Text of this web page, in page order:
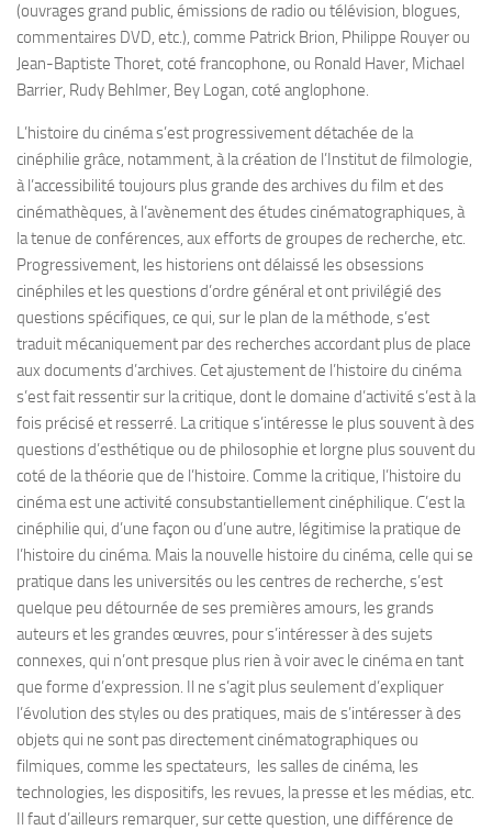
(ouvrages grand public, émissions de radio ou télévision, blogues,
commentaires DVD, etc.), comme Patrick Brion, Philippe Rouyer ou
Jean-Baptiste Thoret, coté francophone, ou Ronald Haver, Michael
Barrier, Rudy Behlmer, Bey Logan, coté anglophone.
L’histoire du cinéma s’est progressivement détachée de la
cinéphilie grâce, notamment, à la création de l’Institut de filmologie,
à l’accessibilité toujours plus grande des archives du film et des
cinémathèques, à l’avènement des études cinématographiques, à
la tenue de conférences, aux efforts de groupes de recherche, etc.
Progressivement, les historiens ont délaissé les obsessions
cinéphiles et les questions d’ordre général et ont privilégié des
questions spécifiques, ce qui, sur le plan de la méthode, s’est
traduit mécaniquement par des recherches accordant plus de place
aux documents d’archives. Cet ajustement de l’histoire du cinéma
s’est fait ressentir sur la critique, dont le domaine d’activité s’est à la
fois précisé et resserré. La critique s’intéresse le plus souvent à des
questions d’esthétique ou de philosophie et lorgne plus souvent du
coté de la théorie que de l’histoire. Comme la critique, l’histoire du
cinéma est une activité consubstantiellement cinéphilique. C’est la
cinéphilie qui, d’une façon ou d’une autre, légitimise la pratique de
l’histoire du cinéma. Mais la nouvelle histoire du cinéma, celle qui se
pratique dans les universités ou les centres de recherche, s’est
quelque peu détournée de ses premières amours, les grands
auteurs et les grandes œuvres, pour s’intéresser à des sujets
connexes, qui n’ont presque plus rien à voir avec le cinéma en tant
que forme d’expression. Il ne s’agit plus seulement d’expliquer
l’évolution des styles ou des pratiques, mais de s’intéresser à des
objets qui ne sont pas directement cinématographiques ou
filmiques, comme les spectateurs, les salles de cinéma, les
technologies, les dispositifs, les revues, la presse et les médias, etc.
Il faut d’ailleurs remarquer, sur cette question, une différence de